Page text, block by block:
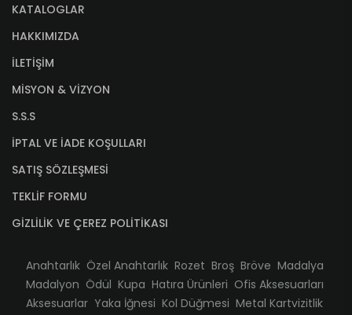
KATALOGLAR
HAKKIMIZDA
İLETİŞİM
MİSYON & VİZYON
S.S.S
İPTAL VE İADE KOŞULLARI
SATIŞ SÖZLEŞMESİ
TEKLİF FORMU
GİZLİLİK VE ÇEREZ POLİTİKASI
Anahtarlık Özel Anahtarlık Rozet Broş Bröve Madalya
Madalyon Ödül Kupa Hatıra Ürünleri Ofis Aksesuarları
Aksesuarlar Yaka İğnesi Kol Düğmesi Metal Kartvizitlik